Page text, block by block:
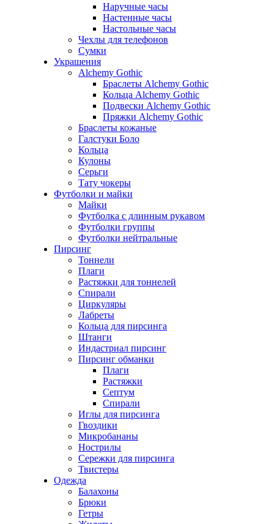
Наручные часы
Настенные часы
Настольные часы
Чехлы для телефонов
Сумки
Украшения
Alchemy Gothic
Браслеты Alchemy Gothic
Кольца Alchemy Gothic
Подвески Alchemy Gothic
Пряжки Alchemy Gothic
Браслеты кожаные
Галстуки Боло
Кольца
Кулоны
Серьги
Тату чокеры
Футболки и майки
Майки
Футболка с длинным рукавом
Футболки группы
Футболки нейтральные
Пирсинг
Тоннели
Плаги
Растяжки для тоннелей
Спирали
Циркуляры
Лабреты
Кольца для пирсинга
Штанги
Индастриал пирсинг
Пирсинг обманки
Плаги
Растяжки
Септум
Спирали
Иглы для пирсинга
Гвоздики
Микробананы
Нострилы
Сережки для пирсинга
Твистеры
Одежда
Балахоны
Брюки
Гетры